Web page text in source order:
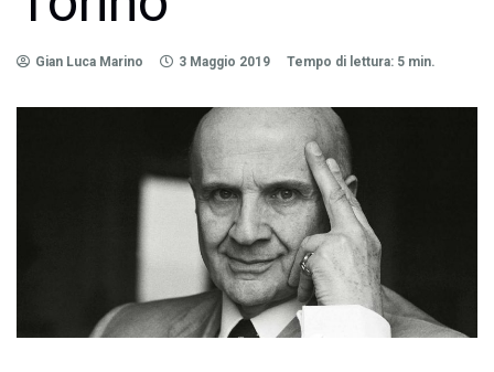
Gian Luca Marino 3 Maggio 2019 Tempo di lettura: 5 min.